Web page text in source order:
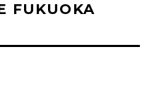
FUKUOKA